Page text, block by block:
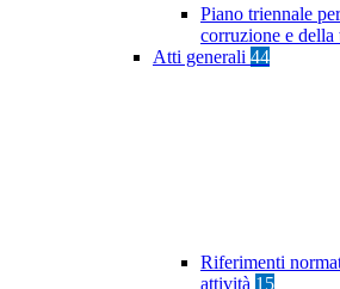
Piano triennale
corruzione e della
Atti generali 44
Riferimenti
attività 15